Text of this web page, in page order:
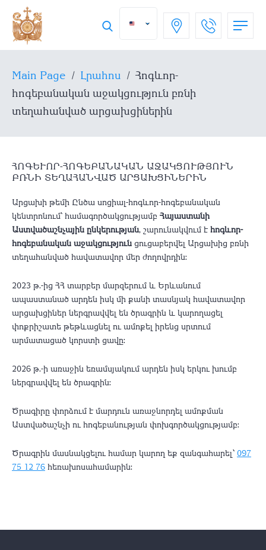
Main Page / Լրահոս / Հոգևոր-
հոգեբանական աջակցություն բռնի
տեղահանված արցախցիներին
ՀՈԳԵՒՈՐ-ՀՈԳԵԲԱՆԱԿԱՆ ԱՋԱԿՑՈՒԹՅՈՒՆ Բ
ՌՆԻ ՏԵՂԱՀԱՆՎԱԾ ԱՐՑԱԽՑԻՆԵՐԻՆ
Արցախի թեմի Ընծա սոցիալ-հոգևոր-հոգեբանական
կենտրոնում՝ համագործակցությամբ Հայաստանի
Աստվածաշնչային ընկերության, շարունակվում է հոգևոր-
հոգեբանական աջակցություն ցուցաբերվել Արցախից բռնի
տեղահանված հավատավոր մեր ժողովրդին:
2023 թ.-ից ՀՀ տարբեր մարզերում և Երևանում
ապաստանած արդեն իսկ մի քանի տասնյակ հավատավոր
արցախցիներ ներգրավվել են ծրագրին և կարողացել
փոքրիշատե թեթևացնել ու ամոքել իրենց սրտում
արմատացած կորստի ցավը։
2026 թ.-ի առաջին եռամսյակում արդեն իսկ երկու խումբ
ներգրավվել են ծրագրին:
Ծրագիրը փորձում է մարդուն առաջնորդել ամոքման
Աստվածաշնչի ու հոգեբանության փոխգործակցությամբ:
Ծրագրին մասնակցելու համար կարող եք զանգահարել՝ 097
75 12 76 հեռախոսահամարին։